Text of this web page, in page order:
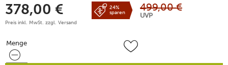
378,00 €
Preis inkl. MwSt. zzgl. Versand
24%
sparen
499,00 €
UVP
Menge
Menge